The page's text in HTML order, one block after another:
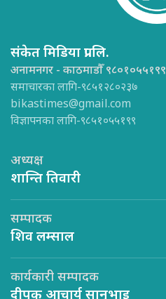
संकेत मिडिया प्रा.लि.
अनामनगर - काठमाडौँ ९८०१०५५१९९
समाचारका लागि-९८५१२८०२३७
bikastimes@gmail.com
विज्ञापनका लागि-९८५१०५५१९९
अध्यक्ष
शान्ति तिवारी
सम्पादक
शिव लम्साल
कार्यकारी सम्पादक